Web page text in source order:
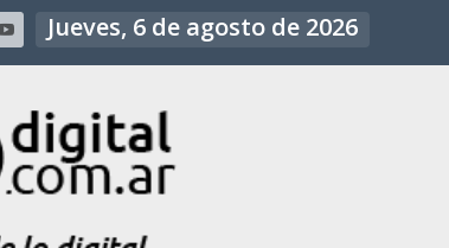
Jueves, 6 de agosto de 2026